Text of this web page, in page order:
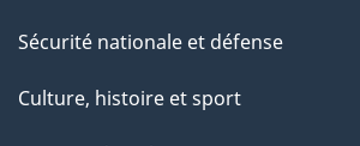
Sécurité nationale et défense
Culture, histoire et sport